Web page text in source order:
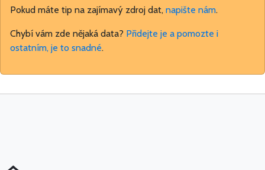
Pokud máte tip na zajímavý zdroj dat, napište nám.
Chybí vám zde nějaká data? Přidejte je a pomozte i
ostatním, je to snadné.